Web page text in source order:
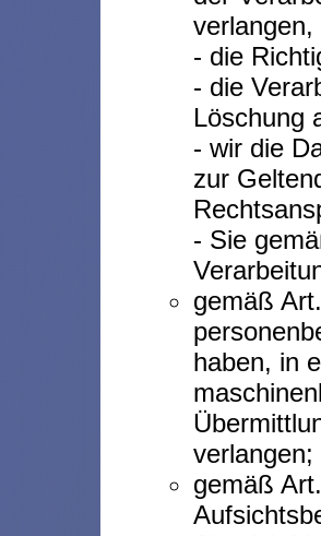
verlangen,
- die
- die
Löschung
- wir die
zur
- Sie
gemäß
haben, in
verlangen;
gemäß